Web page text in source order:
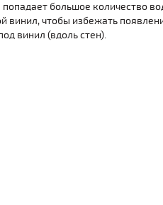
большое количество
винил, чтобы избежать
винил (вдоль стен).